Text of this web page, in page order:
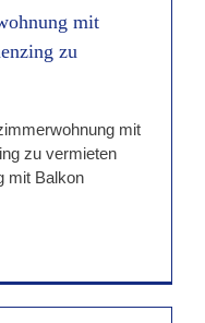
mit
zu
mit
zu vermieten
mit Balkon